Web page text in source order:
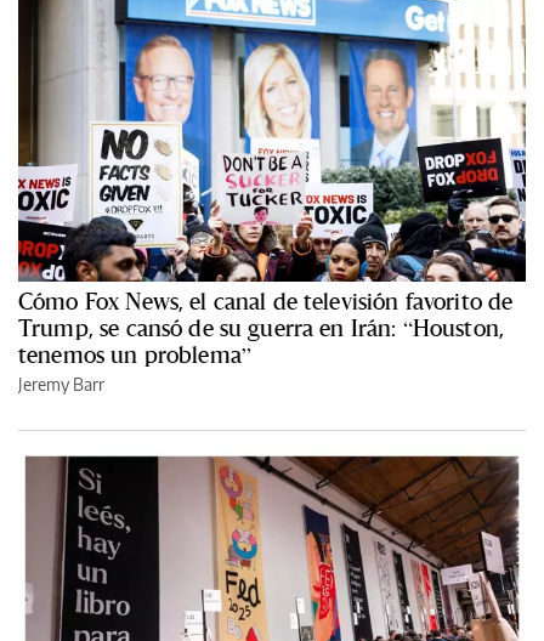
Cómo Fox News, el canal de televisión favorito de
Trump, se cansó de su guerra en Irán: “Houston,
tenemos un problema”
Jeremy Barr